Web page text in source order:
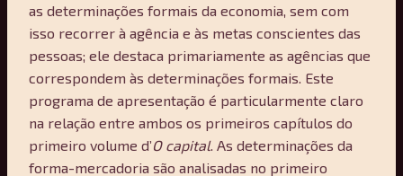
as determinações formais da economia, sem com
isso recorrer à agência e às metas conscientes das
pessoas; ele destaca primariamente as agências que
correspondem às determinações formais. Este
programa de apresentação é particularmente claro
na relação entre ambos os primeiros capítulos do
primeiro volume d’O capital. As determinações da
forma-mercadoria são analisadas no primeiro